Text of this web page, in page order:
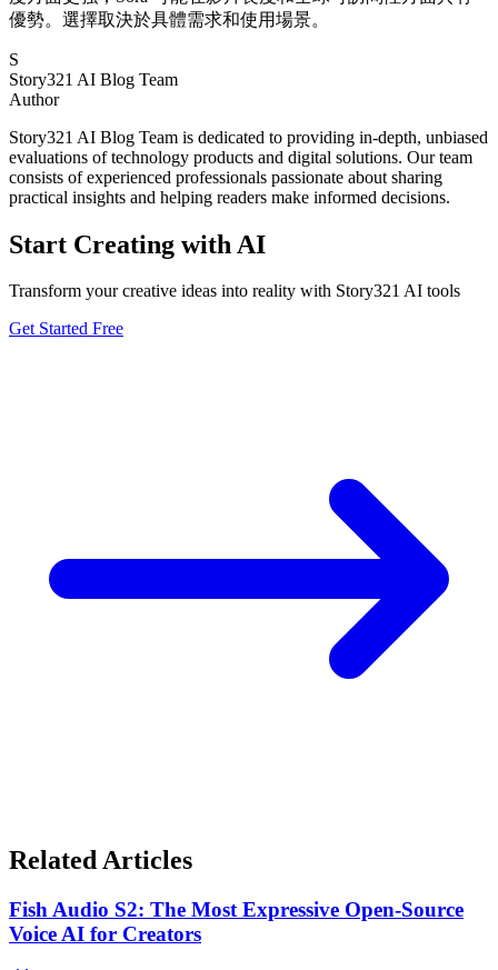
優勢。選擇取決於具體需求和使用場景。
S
Story321 AI Blog Team
Author
Story321 AI Blog Team is dedicated to providing in-depth, unbiased
evaluations of technology products and digital solutions. Our team
consists of experienced professionals passionate about sharing
practical insights and helping readers make informed decisions.
Start Creating with AI
Transform your creative ideas into reality with Story321 AI tools
Get Started Free
Related Articles
Fish Audio S2: The Most Expressive Open-Source
Voice AI for Creators